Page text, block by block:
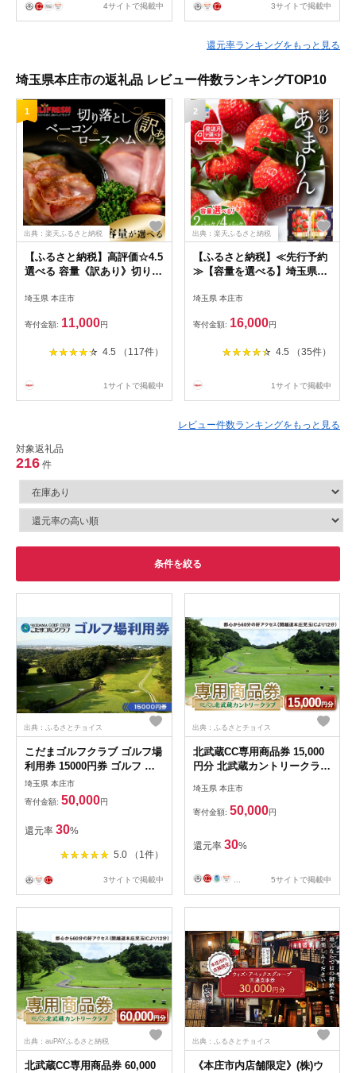
4サイトで掲載中 3サイトで掲載中
還元率ランキングをもっと見る
埼玉県本庄市の返礼品 レビュー件数ランキングTOP10
1
出典：楽天ふるさと納税
【ふるさと納税】高評価☆4.5
選べる 容量《訳あり》切り落
ク/8パック)＆ロースハム
せ セット 切り落とし ベーコ
豚肉 豚 肉 朝食 お弁当 おか
474var
埼玉県 本庄市
寄付金額: 11,000円
4.5 （117件）
1サイトで掲載中
2
出典：楽天ふるさと納税
【ふるさと納税】≪先行予約
≫【容量を選べる】埼玉県本
250g×2パック 250g×4パック
苺 いちご イチゴ ストロベリ
フルーツ 冬 果実 デザート 食
埼玉県 本庄市
寄付金額: 16,000円
4.5 （35件）
1サイトで掲載中
レビュー件数ランキングをもっと見る
対象返礼品
216 件
条件を絞る
出典：ふるさとチョイス
こだまゴルフクラブ ゴルフ場
利用券 15000円券 ゴルフ チ
ケット 平日 土日 祝日 関東
埼玉県 本庄市 首都圏 F5K-
504
埼玉県 本庄市
寄付金額: 50,000円
還元率 30%
5.0 （1件）
3サイトで掲載中
出典：ふるさとチョイス
北武蔵CC専用商品券 15,000
円分 北武蔵カントリークラブ
り物 関東 F5K-435
埼玉県 本庄市
寄付金額: 50,000円
還元率 30%
5サイトで掲載中
出典：auPAYふるさと納税
北武蔵CC専用商品券 60,000
出典：ふるさとチョイス
《本庄市内店舗限定》(株)ウ